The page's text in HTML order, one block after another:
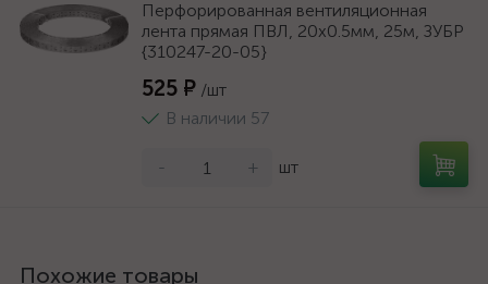
Перфорированная вентиляционная
лента прямая ПВЛ, 20х0.5мм, 25м, ЗУБР
{310247-20-05}
525 ₽ /шт
В наличии 57
- + шт
Похожие товары